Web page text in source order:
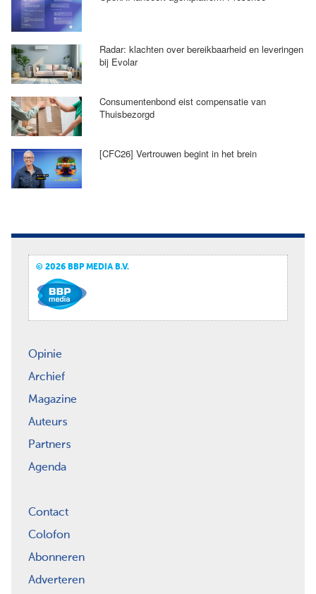
Radar: klachten over bereikbaarheid en leveringen
bij Evolar
Consumentenbond eist compensatie van
Thuisbezorgd
[CFC26] Vertrouwen begint in het brein
© 2026 BBP MEDIA B.V.
Opinie
Archief
Magazine
Auteurs
Partners
Agenda
Contact
Colofon
Abonneren
Adverteren